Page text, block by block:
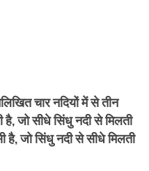
चार नदियों में से तीन
है, जो सीधे सिंधु नदी से मिलती
है, जो सिंधु नदी से सीधे मिलती